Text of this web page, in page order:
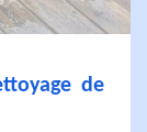
de